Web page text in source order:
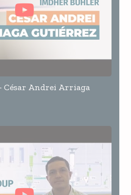
César Andrei Arriaga